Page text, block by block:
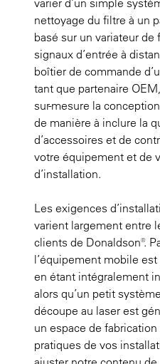
nettoyage du filtre à un
basé sur un variateur
signaux d’entrée à
boîtier de commande
tant que partenaire
sur-mesure la
de manière à inclure la
d’accessoires et de
votre équipement et de
d’installation.
Les exigences
varient largement entre
clients de Donaldson®.
l’équipement mobile
en étant intégralement
alors qu’un petit
découpe au laser est
un espace de
pratiques de vos